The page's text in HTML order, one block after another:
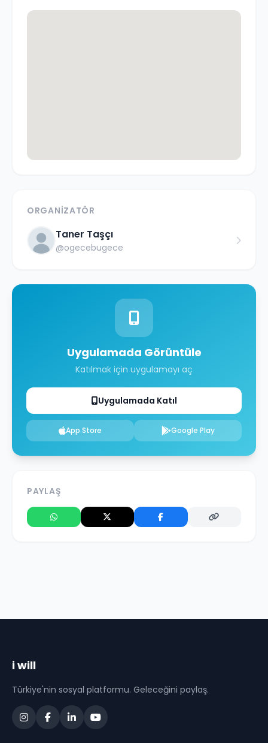
ORGANIZATÖR
Taner Taşçı
@ogecebugece
Uygulamada Görüntüle
Katılmak için uygulamayı aç
Uygulamada Katıl
App Store Google Play
PAYLAŞ
i will
Türkiye'nin sosyal platformu. Geleceğini paylaş.